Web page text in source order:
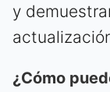
y
¿Cómo